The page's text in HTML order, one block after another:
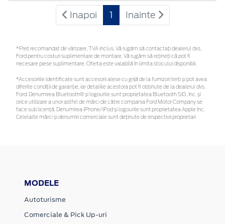
Inapoi 1 Inainte
*Preţ recomandat de vânzare, TVA inclus. Vă rugăm să contactaţi dealerul dvs.
Ford pentru costuri suplimentare de montare. Vă rugăm să rețineți că pot fi
necesare piese suplimentare. Oferta este valabilă în limita stocului disponibil.
*Accesoriile identificate sunt accesorii alese cu grijă de la furnizori terți și pot avea
diferite condiții de garanție, iar detaliile acestora pot fi obținute de la dealerul dvs.
Ford. Denumirea Bluetooth® și logourile sunt proprietatea Bluetooth SIG, Inc. și
orice utilizare a unor astfel de mărci de către compania Ford Motor Company se
face sub licență. Denumirea iPhone/iPod și logourile sunt proprietatea Apple Inc.
Celelalte mărci și denumiri comerciale sunt deținute de respectivii proprietari
MODELE
Autoturisme
Comerciale & Pick Up-uri